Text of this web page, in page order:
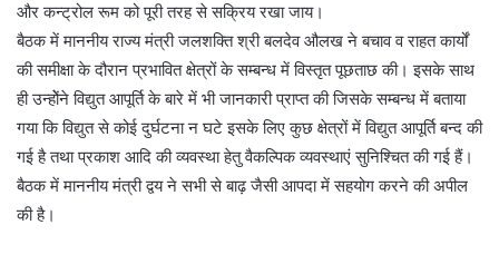
और कन्ट्रोल रूम को पूरी तरह से सक्रिय रखा जाय।
बैठक में माननीय राज्य मंत्री जलशक्ति श्री बलदेव औलख ने बचाव व राहत कार्यों
की समीक्षा के दौरान प्रभावित क्षेत्रों के सम्बन्ध में विस्तृत पूछताछ की। इसके साथ
ही उन्होेंने विद्युत आपूर्ति के बारे में भी जानकारी प्राप्त की जिसके सम्बन्ध में बताया
गया कि विद्युत से कोई दुर्घटना न घटे इसके लिए कुछ क्षेत्रों में विद्युत आपूर्ति बन्द की
गई है तथा प्रकाश आदि की व्यवस्था हेतु वैकल्पिक व्यवस्थाएं सुनिश्चित की गई हैं।
बैठक में माननीय मंत्री द्वय ने सभी से बाढ़ जैसी आपदा में सहयोग करने की अपील
की है।